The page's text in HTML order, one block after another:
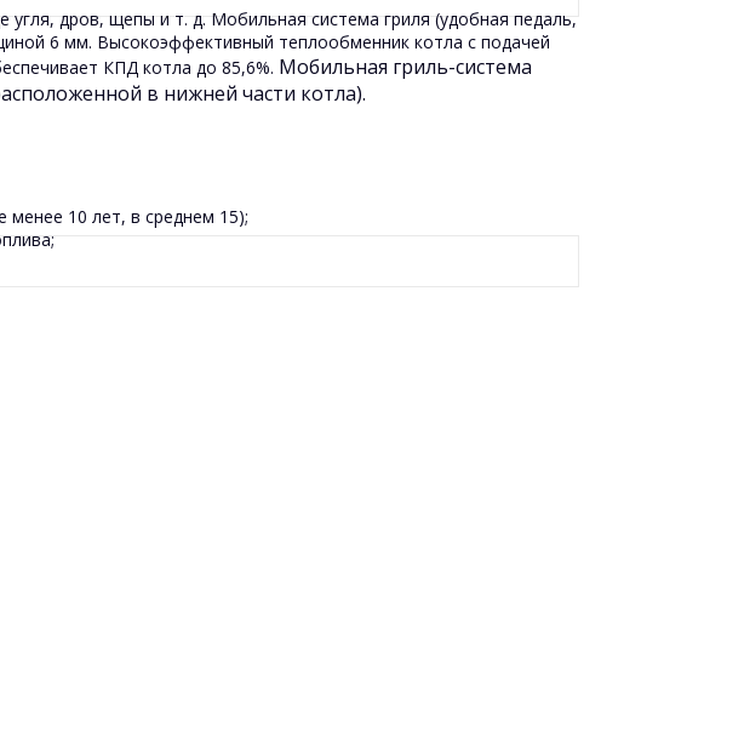
дров, щепы и т. д. Мобильная система гриля (удобная педаль,
6 мм. Высокоэффективный теплообменник котла с подачей
КПД котла до 85,6%. Мобильная гриль-система
в нижней части котла).
10 лет, в среднем 15);